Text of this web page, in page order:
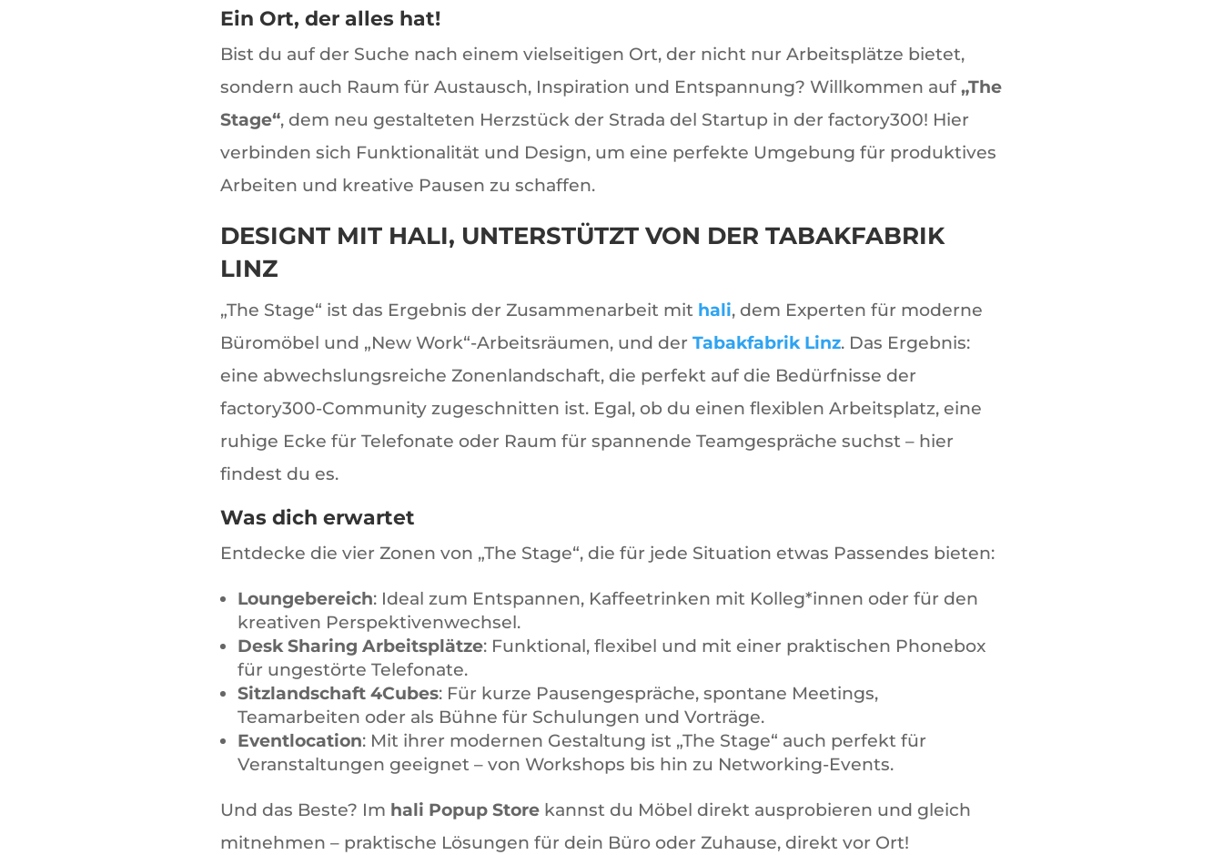
Ein Ort, der alles hat!
Bist du auf der Suche nach einem vielseitigen Ort, der nicht nur Arbeitsplätze bietet,
sondern auch Raum für Austausch, Inspiration und Entspannung? Willkommen auf„The
Stage“, dem neu gestalteten Herzstück der Strada del Startup in der factory300! Hier
verbinden sich Funktionalität und Design, um eine perfekte Umgebung für produktives
Arbeiten und kreative Pausen zu schaffen.
DESIGNT MIT HALI, UNTERSTÜTZT VON DER TABAKFABRIK
LINZ
„The Stage“ ist das Ergebnis der Zusammenarbeit mit hali, dem Experten für moderne
Büromöbel und „New Work“-Arbeitsräumen, und der Tabakfabrik Linz. Das Ergebnis:
eine abwechslungsreiche Zonenlandschaft, die perfekt auf die Bedürfnisse der
factory300-Community zugeschnitten ist. Egal, ob du einen flexiblen Arbeitsplatz, eine
ruhige Ecke für Telefonate oder Raum für spannende Teamgespräche suchst – hier
findest du es.
Was dich erwartet
Entdecke die vier Zonen von „The Stage“, die für jede Situation etwas Passendes bieten:
Loungebereich: Ideal zum Entspannen, Kaffeetrinken mit Kolleg*innen oder für den
kreativen Perspektivenwechsel.
Desk Sharing Arbeitsplätze: Funktional, flexibel und mit einer praktischen Phonebox
für ungestörte Telefonate.
Sitzlandschaft 4Cubes: Für kurze Pausengespräche, spontane Meetings,
Teamarbeiten oder als Bühne für Schulungen und Vorträge.
Eventlocation: Mit ihrer modernen Gestaltung ist „The Stage“ auch perfekt für
Veranstaltungen geeignet – von Workshops bis hin zu Networking-Events.
Und das Beste? Im hali Popup Storekannst du Möbel direkt ausprobieren und gleich
mitnehmen – praktische Lösungen für dein Büro oder Zuhause, direkt vor Ort!